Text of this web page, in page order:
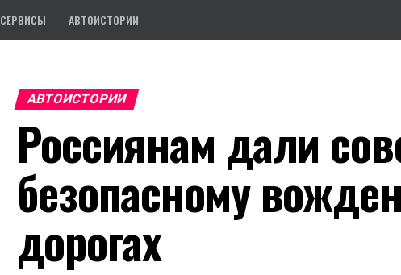
СЕРВИСЫ АВТОИСТОРИИ
АВТОИСТОРИИ
Россиянам дали
безопасному
дорогах